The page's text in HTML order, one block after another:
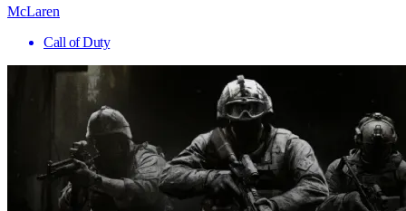
McLaren
Call of Duty